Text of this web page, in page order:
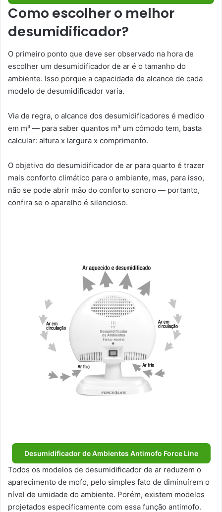
Como escolher o melhor
desumidificador?
O primeiro ponto que deve ser observado na hora de
escolher um desumidificador de ar é o tamanho do
ambiente. Isso porque a capacidade de alcance de cada
modelo de desumidificador varia.
Via de regra, o alcance dos desumidificadores é medido
em m³ — para saber quantos m³ um cômodo tem, basta
calcular: altura x largura x comprimento.
O objetivo do desumidificador de ar para quarto é trazer
mais conforto climático para o ambiente, mas, para isso,
não se pode abrir mão do conforto sonoro — portanto,
confira se o aparelho é silencioso.
Desumidificador de Ambientes Antimofo Force Line
Todos os modelos de desumidificador de ar reduzem o
aparecimento de mofo, pelo simples fato de diminuírem o
nível de umidade do ambiente. Porém, existem modelos
projetados especificamente com essa função antimofo.